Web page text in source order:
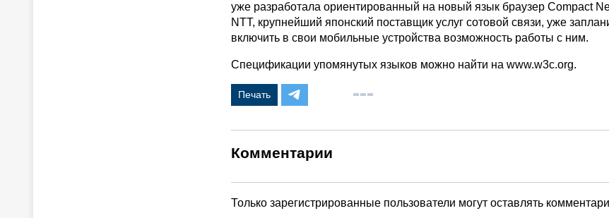
уже разработала ориентированный на новый язык браузер Compact
NTT, крупнейший японский поставщик услуг сотовой связи, уже
включить в свои мобильные устройства возможность работы с ним.
Спецификации упомянутых языков можно найти на www.w3c.org.
Печать
Комментарии
Только зарегистрированные пользователи могут оставлять